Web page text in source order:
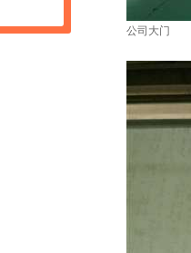
公司大门